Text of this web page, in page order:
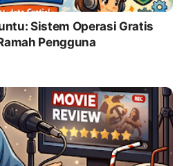
Sistem Operasi Gratis
Pengguna